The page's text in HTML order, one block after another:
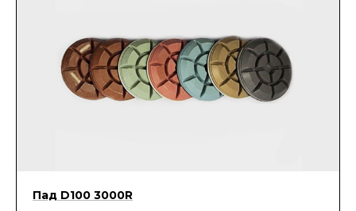
Пад D100 3000R